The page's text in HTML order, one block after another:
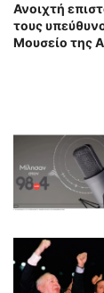
Ανοιχτή
τους
Μουσείο της